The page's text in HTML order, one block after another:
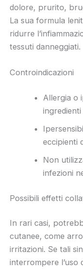
dolore, prurito,
La sua formula
ridurre
tessuti danneggiati.
Controindicazioni
Allergia o
eccipienti
Non
infezioni
Possibili effetti
In rari casi,
cutanee, come
irritazioni. Se tali
interrompere